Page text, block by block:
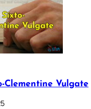
Clementine Vulgate